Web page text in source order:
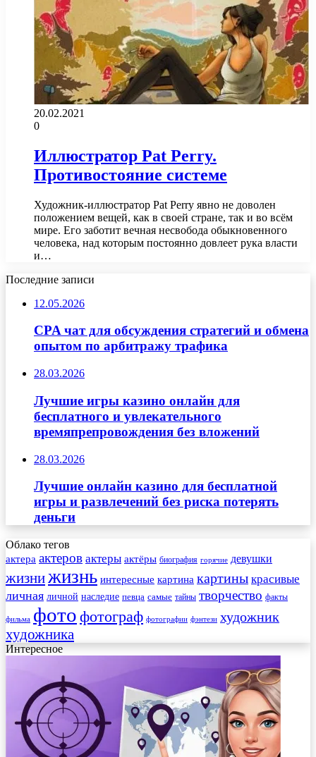
20.02.2021
0
Иллюстратор Pat Perry.
Противостояние системе
Художник-иллюстратор Pat Perry явно не доволен
положением вещей, как в своей стране, так и во всём
мире. Его заботит вечная несвобода обыкновенного
человека, над которым постоянно довлеет рука власти
и…
Последние записи
12.05.2026
CPA чат для обсуждения стратегий и обмена
опытом по арбитражу трафика
28.03.2026
Лучшие игры казино онлайн для
бесплатного и увлекательного
времяпрепровождения без вложений
28.03.2026
Лучшие онлайн казино для бесплатной
игры и развлечений без риска потерять
деньги
Облако тегов
актера актеров актеры актёры биография горячие девушки
жизнижизнь интересные картина картины красивые
личная личной наследие певца самые тайны творчество факты
фильма фото фотограф фотографии фэнтези художник
художника
Интересное